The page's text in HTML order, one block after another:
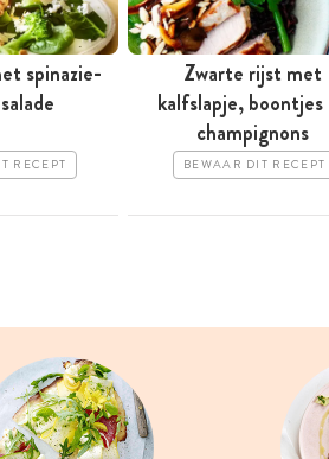
spinazie-
RECEPT
Zwarte rijst met
kalfslapje, boontjes
champignons
BEWAAR DIT RECEPT